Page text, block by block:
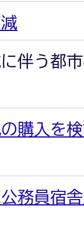
伴う都
購入を
務員宿